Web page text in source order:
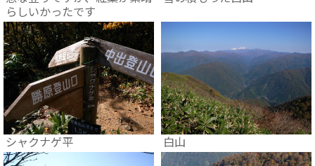
らしいかったです
シャクナゲ平 白山